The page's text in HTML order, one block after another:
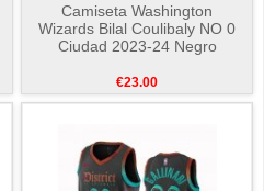
Camiseta Washington
Wizards Bilal Coulibaly NO 0
Ciudad 2023-24 Negro
€23.00